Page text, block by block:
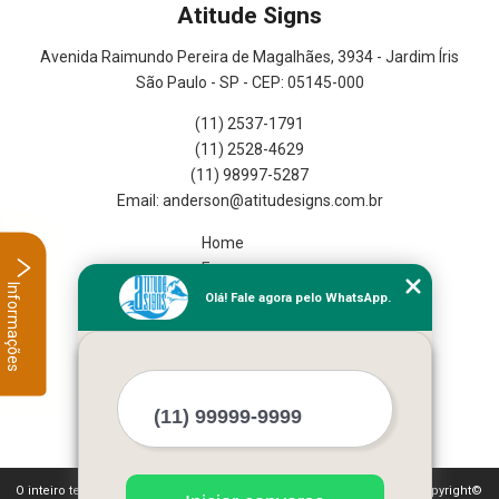
Atitude Signs
Avenida Raimundo Pereira de Magalhães, 3934 - Jardim Íris
São Paulo - SP - CEP: 05145-000
(11) 2537-1791
(11) 2528-4629
(11) 98997-5287
Home
Empresa
Missão
Mapa do site
O inteiro teor deste site está sujeito à proteção de direitos autorais. Copyright©
Olá! Fale agora pelo WhatsApp.
Informações